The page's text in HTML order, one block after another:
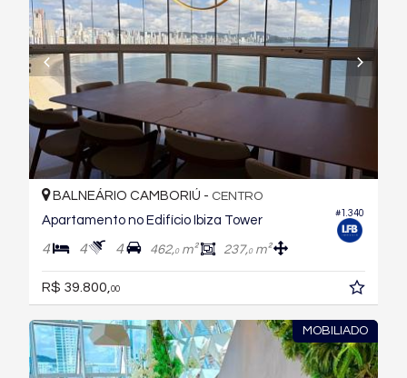
#1.340
BALNEÁRIO CAMBORIÚ - CENTRO
Apartamento no Edifício Ibiza Tower
4 4 4 462,0m² 237,0m²
R$ 39.800,00
MOBILIADO